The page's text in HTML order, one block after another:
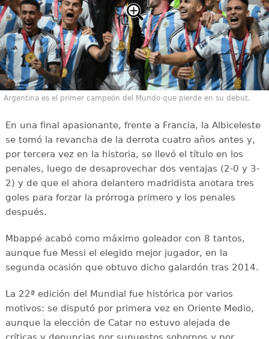
Argentina es el primer campeón del Mundo que pierde en su debut.
En una final apasionante, frente a Francia, la Albiceleste
se tomó la revancha de la derrota cuatro años antes y,
por tercera vez en la historia, se llevó el título en los
penales, luego de desaprovechar dos ventajas (2-0 y 3-
2) y de que el ahora delantero madridista anotara tres
goles para forzar la prórroga primero y los penales
después.
Mbappé acabó como máximo goleador con 8 tantos,
aunque fue Messi el elegido mejor jugador, en la
segunda ocasión que obtuvo dicho galardón tras 2014.
La 22ª edición del Mundial fue histórica por varios
motivos: se disputó por primera vez en Oriente Medio,
aunque la elección de Catar no estuvo alejada de